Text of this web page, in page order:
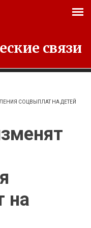
связи
СОЦВЫПЛАТ НА ДЕТЕЙ
на